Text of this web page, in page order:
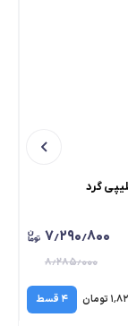
گرد
۷٫۲۹۰٫۸۰۰
۸٫۲۸۵٫۰۰۰
۴ قسط